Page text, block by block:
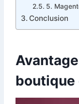
5.
Conclusion
boutique